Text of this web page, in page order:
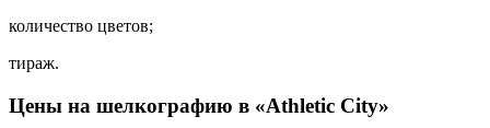
количество цветов;
тираж.
Цены на шелкографию в «Athletic City»